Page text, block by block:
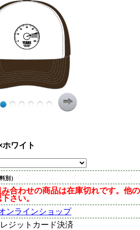
ホワイト
別）
合わせの商品は在庫切れです。他の
さい。
ンラインショップ
ジットカード決済